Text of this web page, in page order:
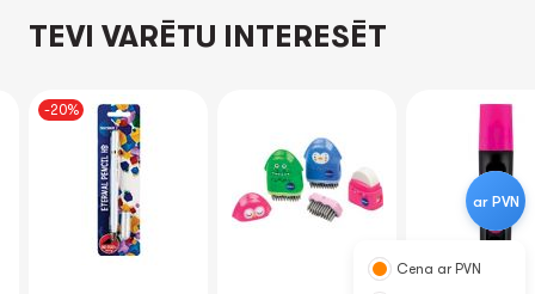
TEVI VARĒTU INTERESĒT
-20%
ar PVN
Cena ar PVN